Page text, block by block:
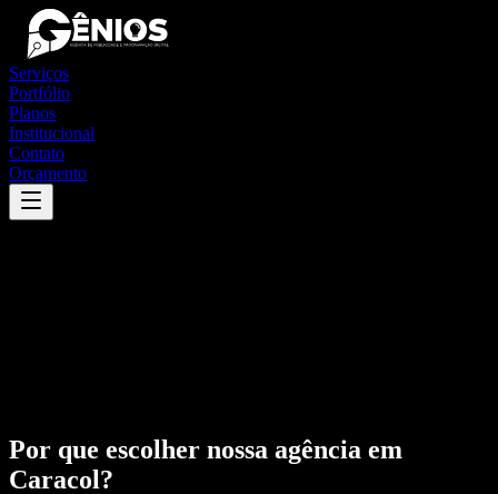
Serviços
Portfólio
Planos
Institucional
Contato
Orçamento
Por que escolher nossa agência em
Caracol?